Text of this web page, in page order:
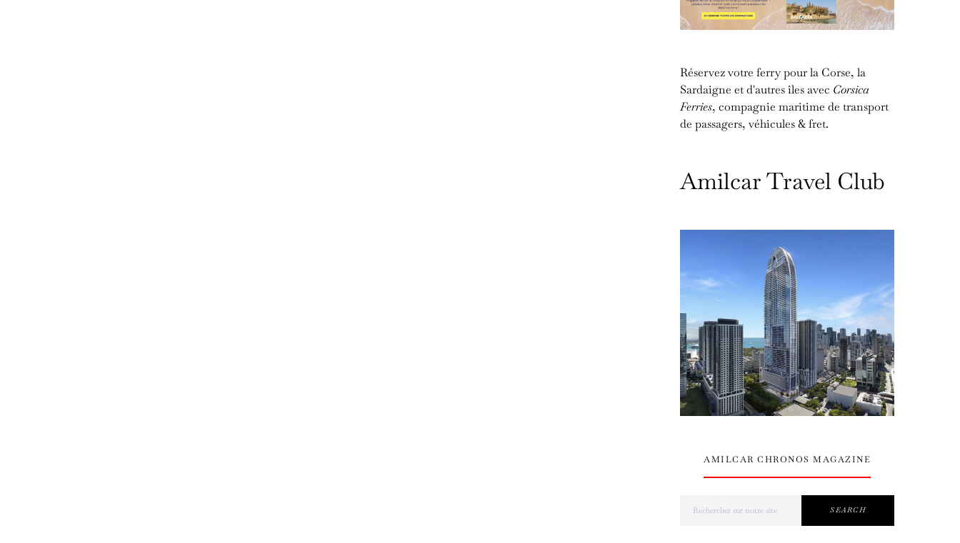
Réservez votre ferry pour la Corse, la
Sardaigne et d'autres îles avec Corsica
Ferries, compagnie maritime de transport
de passagers, véhicules & fret.
Amilcar Travel Club
AMILCAR CHRONOS MAGAZINE
SEARCH